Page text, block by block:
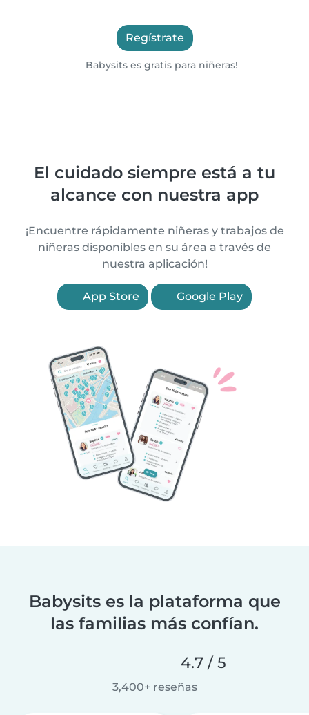
Regístrate
Babysits es gratis para niñeras!
El cuidado siempre está a tu
alcance con nuestra app
¡Encuentre rápidamente niñeras y trabajos de
niñeras disponibles en su área a través de
nuestra aplicación!
App Store Google Play
Babysits es la plataforma que
las familias más confían.
4.7 / 5
3,400+ reseñas